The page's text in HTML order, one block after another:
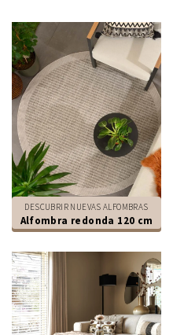
DESCUBRIR NUEVAS ALFOMBRAS
Alfombra redonda 120 cm